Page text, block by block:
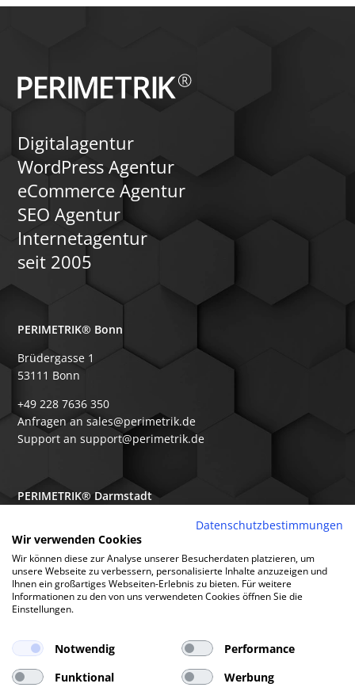
Verfügung, um maßgeschneiderte
zeigen, wie ein
Digitalagentur
WordPress Agentur
eCommerce Agentur
SEO Agentur
Internetagentur
seit 2005
PERIMETRIK® Bonn
Brüdergasse 1
53111 Bonn
+49 228 7636 350
Anfragen an sales@perimetrik.de
Support an support@perimetrik.de
PERIMETRIK® Darmstadt
64367 Mühltal
+49 6151 3944 80
Anfragen an sales@perimetrik.de
Support an support@perimetrik.de
Datenschutzbestimmungen
Wir verwenden Cookies
Wir können diese zur Analyse unserer Besucherdaten platzieren, um
unsere Webseite zu verbessern, personalisierte Inhalte anzuzeigen und
Ihnen ein großartiges Webseiten-Erlebnis zu bieten. Für weitere
Informationen zu den von uns verwendeten Cookies öffnen Sie die
Einstellungen.
Notwendig
Performance
Funktional
Werbung